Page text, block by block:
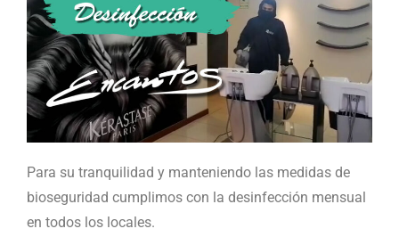
Para su tranquilidad y manteniendo las medidas de
bioseguridad cumplimos con la desinfección mensual
en todos los locales.